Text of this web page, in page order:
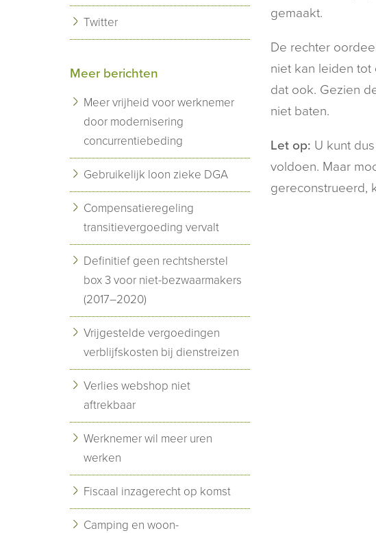
gemaakt.
De rechter
niet kan leiden tot
dat ook. Gezien
niet baten.
Let op: U kunt
voldoen. Maar
gereconstrueerd,
Twitter
Meer berichten
Meer vrijheid voor werknemer
door modernisering
concurrentiebeding
Gebruikelijk loon zieke DGA
Compensatieregeling
transitievergoeding vervalt
Definitief geen rechtsherstel
box 3 voor niet-bezwaarmakers
(2017–2020)
Vrijgestelde vergoedingen
verblijfskosten bij dienstreizen
Verlies webshop niet
aftrekbaar
Werknemer wil meer uren
werken
Fiscaal inzagerecht op komst
Camping en woon-